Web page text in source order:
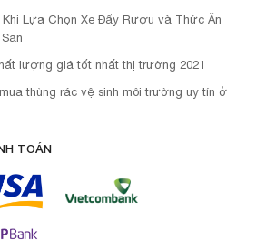
Lựa Chọn Xe Đẩy Rượu và Thức Ăn
lượng giá tốt nhất thị trường 2021
thùng rác vệ sinh môi trường uy tín ở
TOÁN